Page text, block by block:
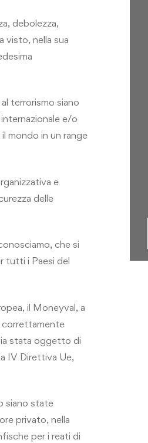
debolezza,
visto, nella sua
terrorismo siano
e/o
mondo in un range
e
delle
che si
tutti i Paesi del
il Moneyval, a
correttamente
stata oggetto di
IV Direttiva Ue,
siano state
privato, nella
per i reati di